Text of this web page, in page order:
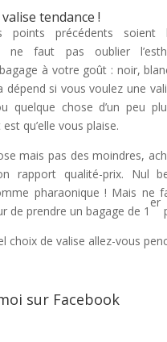
tendance !
points précédents soient
ne faut pas oublier
à votre goût : noir,
dépend si vous voulez une
quelque chose d’un peu
qu’elle vous plaise.
mais pas des moindres,
rapport qualité-prix. Nul
pharaonique ! Mais ne
de prendre un bagage de 1
er
choix de valise allez-vous
sur Facebook